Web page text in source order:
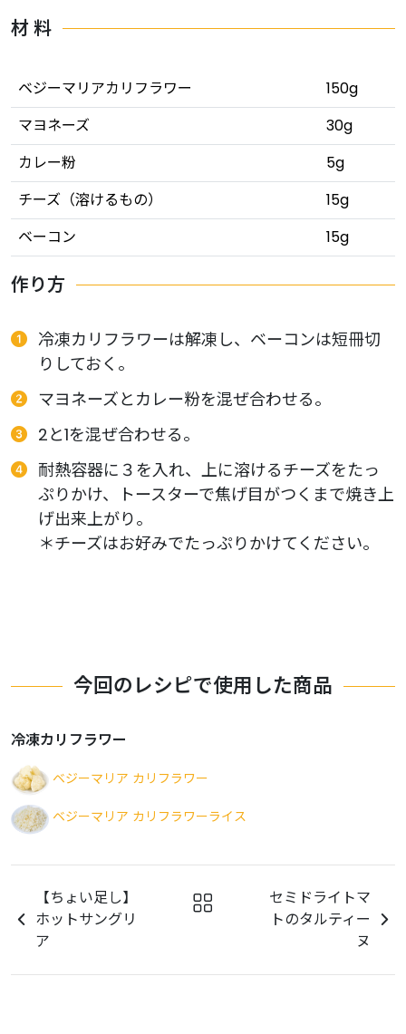
材 料
ベジーマリアカリフラワー
150g
マヨネーズ
30g
カレー粉
5g
チーズ（溶けるもの）
15g
ベーコン
15g
作り方
冷凍カリフラワーは解凍し、ベーコンは短冊切
りしておく。
マヨネーズとカレー粉を混ぜ合わせる。
2と1を混ぜ合わせる。
耐熱容器に３を入れ、上に溶けるチーズをたっ
ぷりかけ、トースターで焦げ目がつくまで焼き上
げ出来上がり。
＊チーズはお好みでたっぷりかけてください。
今回のレシピで使用した商品
冷凍カリフラワー
ベジーマリア カリフラワー
ベジーマリア カリフラワーライス
【ちょい足し】
ホットサングリ
ア
セミドライトマ
トのタルティー
ヌ